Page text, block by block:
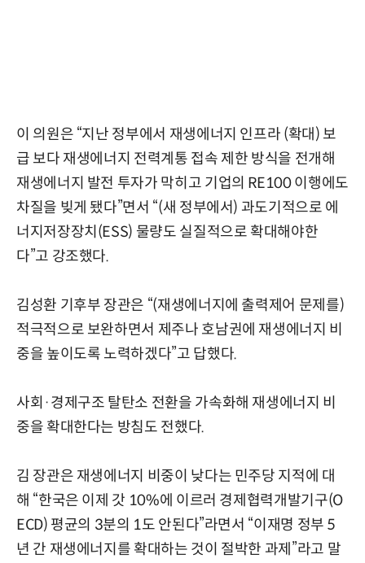
이 의원은 “지난 정부에서 재생에너지 인프라 (확대) 보
급 보다 재생에너지 전력계통 접속 제한 방식을 전개해
재생에너지 발전 투자가 막히고 기업의 RE100 이행에도
차질을 빚게 됐다”면서 “(새 정부에서) 과도기적으로 에
너지저장장치(ESS) 물량도 실질적으로 확대해야한
다”고 강조했다.
김성환 기후부 장관은 “(재생에너지에 출력제어 문제를)
적극적으로 보완하면서 제주나 호남권에 재생에너지 비
중을 높이도록 노력하겠다”고 답했다.
사회·경제구조 탈탄소 전환을 가속화해 재생에너지 비
중을 확대한다는 방침도 전했다.
김 장관은 재생에너지 비중이 낮다는 민주당 지적에 대
해 “한국은 이제 갓 10%에 이르러 경제협력개발기구(O
ECD) 평균의 3분의 1도 안된다”라면서 “이재명 정부 5
년 간 재생에너지를 확대하는 것이 절박한 과제”라고 말